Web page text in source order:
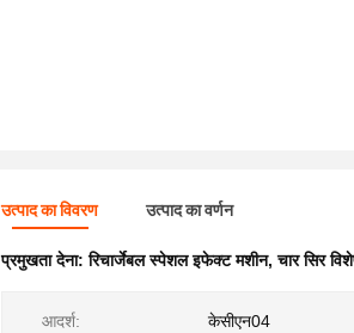
उत्पाद का विवरण उत्पाद का वर्णन
प्रमुखता देना:रिचार्जेबल स्पेशल इफेक्ट मशीन,चार सिर
आदर्श: केसीएन04